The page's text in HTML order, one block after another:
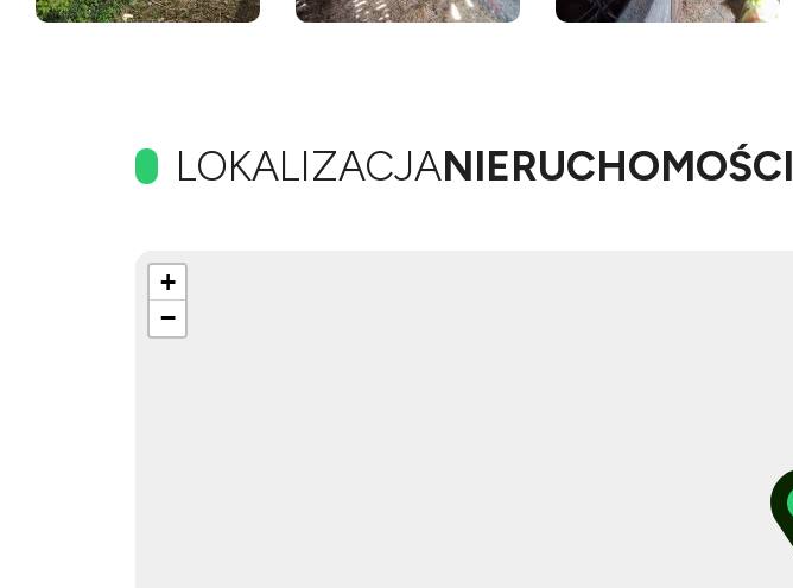
LOKALIZACJANIERUCHOMOŚCI
+
−